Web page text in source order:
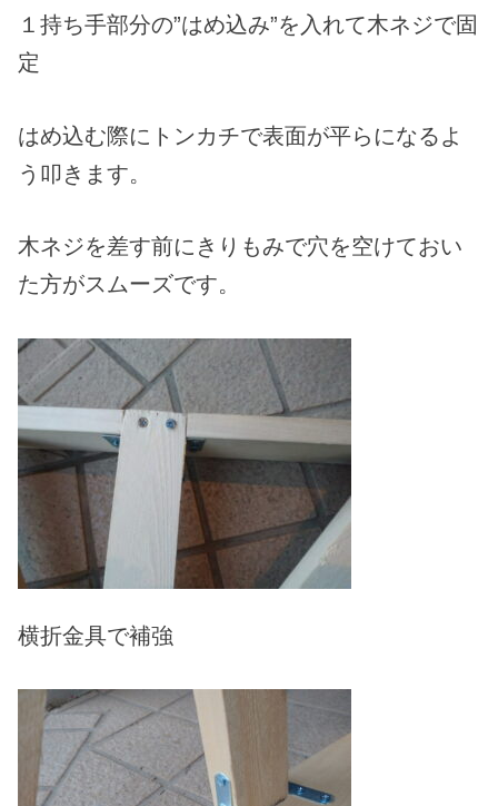
１持ち手部分の”はめ込み”を入れて木ネジで固
定
はめ込む際にトンカチで表面が平らになるよ
う叩きます。
木ネジを差す前にきりもみで穴を空けておい
た方がスムーズです。
横折金具で補強